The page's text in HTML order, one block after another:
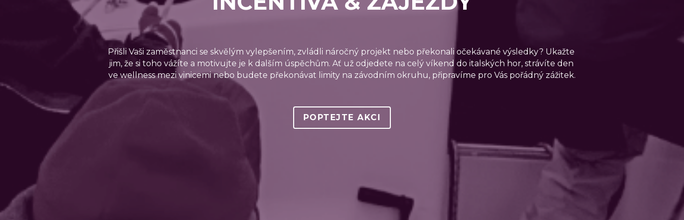
Přišli Vaši zaměstnanci se skvělým vylepšením, zvládli náročný projekt nebo překonali očekávané výsledky? Ukažte
jim, že si toho vážíte a motivujte je k dalším úspěchům. Ať už odjedete na celý víkend do italských hor, strávíte den
ve wellness mezi vinicemi nebo budete překonávat limity na závodním okruhu, připravíme pro Vás pořádný zážitek.